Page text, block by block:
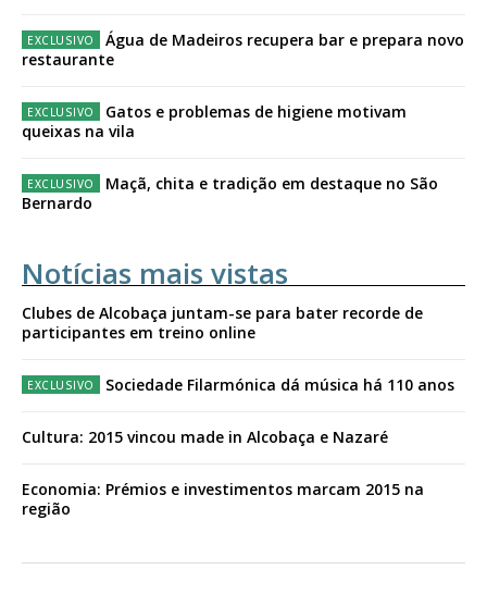
Água de Madeiros recupera bar e prepara novo
restaurante
Gatos e problemas de higiene motivam
queixas na vila
Maçã, chita e tradição em destaque no São
Bernardo
Notícias mais vistas
Clubes de Alcobaça juntam-se para bater recorde de
participantes em treino online
Sociedade Filarmónica dá música há 110 anos
Cultura: 2015 vincou made in Alcobaça e Nazaré
Economia: Prémios e investimentos marcam 2015 na
região